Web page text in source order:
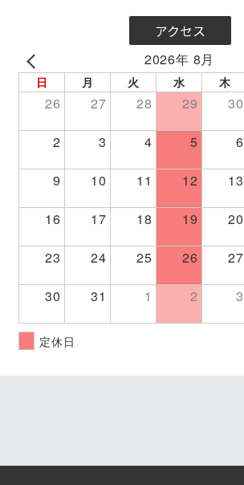
アクセス
2026年 8月
日 月 火 水 木
26 27 28 29 30
2 3 4 5 6
9 10 11 12 13
16 17 18 19 20
23 24 25 26 27
30 31 1 2 3
定休日